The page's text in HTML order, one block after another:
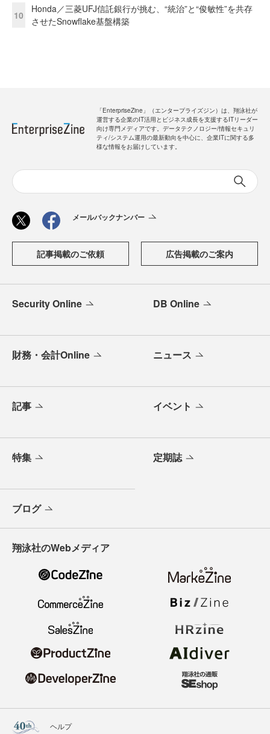
10
Honda／三菱UFJ信託銀行が挑む、“統治”と“俊敏性”を共存
させたSnowflake基盤構築
「EnterpriseZine」（エンタープライズジン）は、翔泳社が
運営する企業のIT活用とビジネス成長を支援するITリーダー
向け専門メディアです。データテクノロジー/情報セキュリ
ティ/システム運用の最新動向を中心に、企業ITに関する多
様な情報をお届けしています。
メールバックナンバー
記事掲載のご依頼 広告掲載のご案内
Security Online DB Online
財務・会計Online ニュース
記事 イベント
特集 定期誌
ブログ
翔泳社のWebメディア
ヘルプ